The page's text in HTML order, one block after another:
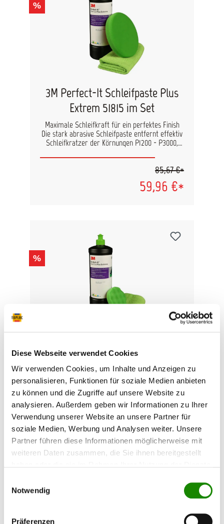
Diese Webseite verwendet Cookies
Wir verwenden Cookies, um Inhalte und Anzeigen zu
personalisieren, Funktionen für soziale Medien anbieten
zu können und die Zugriffe auf unsere Website zu
analysieren. Außerdem geben wir Informationen zu Ihrer
Verwendung unserer Website an unsere Partner für
soziale Medien, Werbung und Analysen weiter. Unsere
Partner führen diese Informationen möglicherweise mit
weiteren Daten zusammen, die Sie ihnen bereitgestellt
Notwendig
Präferenzen
%
3M Perfect-It Schleifpaste Plus
Extrem 51815 im Set
Maximale Schleifkraft für ein perfektes Finish
Die stark abrasive Schleifpaste entfernt effektiv
Schleifkratzer der Körnungen P1200 - P3000,
Lackdefekte. Lässt sich leicht abwischen, bietet
lange Verarbeitungszeit und sorgt für ein
geringerer Verbrauch Sehr leicht abzuwischen
Aluminiumoxid Set-Inhalt: 3M Perfect-It
Schleifpaste Plus Extrem 51815 1Kg Polierpad
160mm, glatt Mikrofaser-Poliertuch
59,96 €*
85,67 €*
%
Extrem 51815 im Set
Maximale Schleifkraft für ein perfektes Finish
Die stark abrasive Schleifpaste entfernt effektiv
Schleifkratzer der Körnungen P1200 - P3000,
Oxidation, Waschstraßen-Schäden und weitere
Lackdefekte. Lässt sich leicht abwischen, bietet
lange Verarbeitungszeit und sorgt für ein
exzellentes Finish. Vorteile: Bis zu 30 %
geringerer Verbrauch Sehr leicht abzuwischen
Lange Verarbeitungszeit für präzises Arbeiten
Transparent – Schleifkratzer bleiben sichtbar
Schleifpaste Plus Extrem 51815 1Kg Polierpad
57,31 €*
81,87 €*